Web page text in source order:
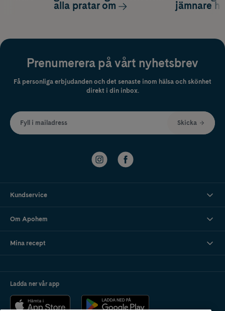
jämnare
alla pratar om
Prenumerera på vårt nyhetsbrev
Få personliga erbjudanden och det senaste inom hälsa och skönhet
direkt i din inbox.
Fyll i mailadress Skicka
Kundservice
Om Apohem
Mina recept
Ladda ner vår app